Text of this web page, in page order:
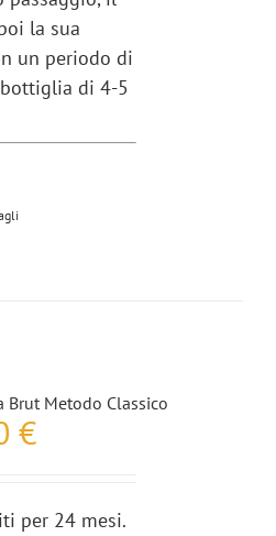
la sua
un periodo di
di 4-5
Brut Metodo Classico
€
per 24 mesi.